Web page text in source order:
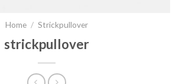
Home / Strickpullover
strickpullover